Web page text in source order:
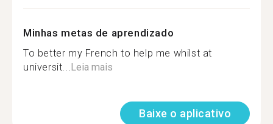
Minhas metas de aprendizado
To better my French to help me whilst at
universit...Leia mais
Baixe o aplicativo